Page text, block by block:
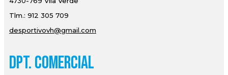
Tlm.: 912 305 709
desportivovh@gmail.com
Dpt. Comercial